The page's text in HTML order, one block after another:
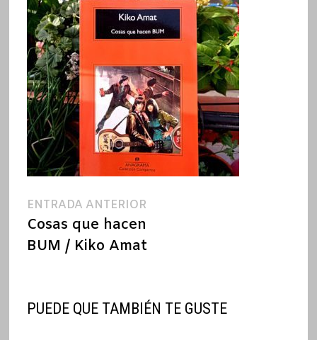
Navegación
de
entradas
ENTRADA ANTERIOREntrada
Cosas que hacen
BUM / Kiko Amat
PUEDE QUE TAMBIÉN TE GUSTE